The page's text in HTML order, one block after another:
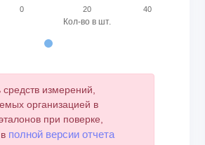
Кол-во в шт.
0 20 40
измерений,
организацией в
при поверке,
полной версии отчета